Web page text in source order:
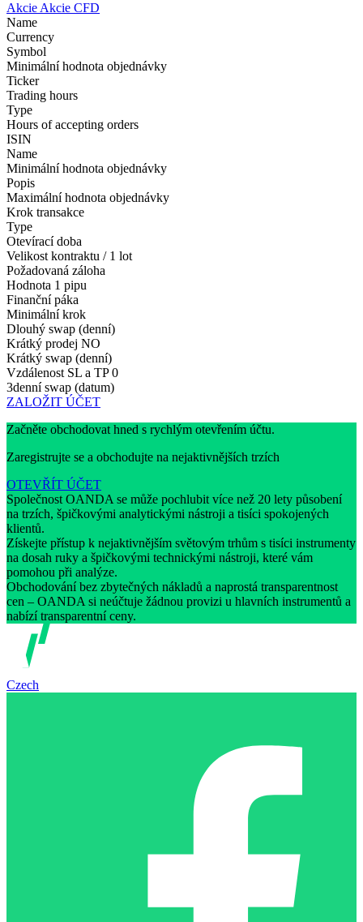
Akcie Akcie CFD
Name
Currency
Symbol
Minimální hodnota objednávky
Ticker
Trading hours
Type
Hours of accepting orders
ISIN
Name
Minimální hodnota objednávky
Popis
Maximální hodnota objednávky
Krok transakce
Type
Otevírací doba
Velikost kontraktu / 1 lot
Požadovaná záloha
Hodnota 1 pipu
Finanční páka
Minimální krok
Dlouhý swap (denní)
Krátký prodej NO
Krátký swap (denní)
Vzdálenost SL a TP 0
3denní swap (datum)
ZALOŽIT ÚČET
Začněte obchodovat hned s rychlým otevřením účtu.
Zaregistrujte se a obchodujte na nejaktivnějších trzích
OTEVŘÍT ÚČET
Společnost OANDA se může pochlubit více než 20 lety působení
na trzích, špičkovými analytickými nástroji a tisíci spokojených
klientů.
Získejte přístup k nejaktivnějším světovým trhům s tisíci instrumenty
na dosah ruky a špičkovými technickými nástroji, které vám
pomohou při analýze.
Obchodování bez zbytečných nákladů a naprostá transparentnost
cen – OANDA si neúčtuje žádnou provizi u hlavních instrumentů a
nabízí transparentní ceny.
Czech